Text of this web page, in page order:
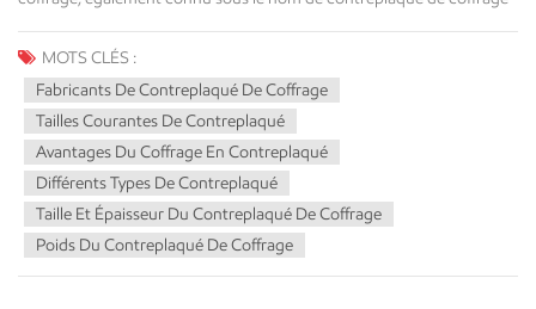
MOTS CLÉS :
Fabricants De Contreplaqué De Coffrage
Tailles Courantes De Contreplaqué
Avantages Du Coffrage En Contreplaqué
Différents Types De Contreplaqué
Taille Et Épaisseur Du Contreplaqué De Coffrage
Poids Du Contreplaqué De Coffrage